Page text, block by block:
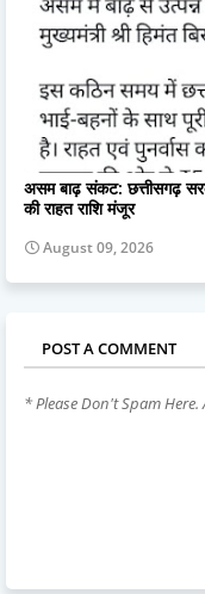
असम बाढ़ संकट: छत्तीसगढ़
की राहत राशि मंजूर
August 09, 2026
POST A COMMENT
* Please Don't Spam